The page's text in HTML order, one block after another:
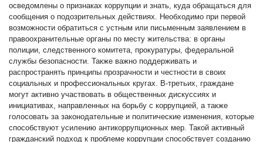
осведомлены о признаках коррупции и знать, куда обращаться для
сообщения о подозрительных действиях. Необходимо при первой
возможности обратиться с устным или письменным заявлением в
правоохранительные органы по месту жительства: в органы
полиции, следственного комитета, прокуратуры, федеральной
службы безопасности. Также важно поддерживать и
распространять принципы прозрачности и честности в своих
социальных и профессиональных кругах. В-третьих, граждане
могут активно участвовать в общественных дискуссиях и
инициативах, направленных на борьбу с коррупцией, а также
голосовать за законодательные и политические изменения, которые
способствуют усилению антикоррупционных мер. Такой активный
гражданский подход к проблеме коррупции способствует созданию